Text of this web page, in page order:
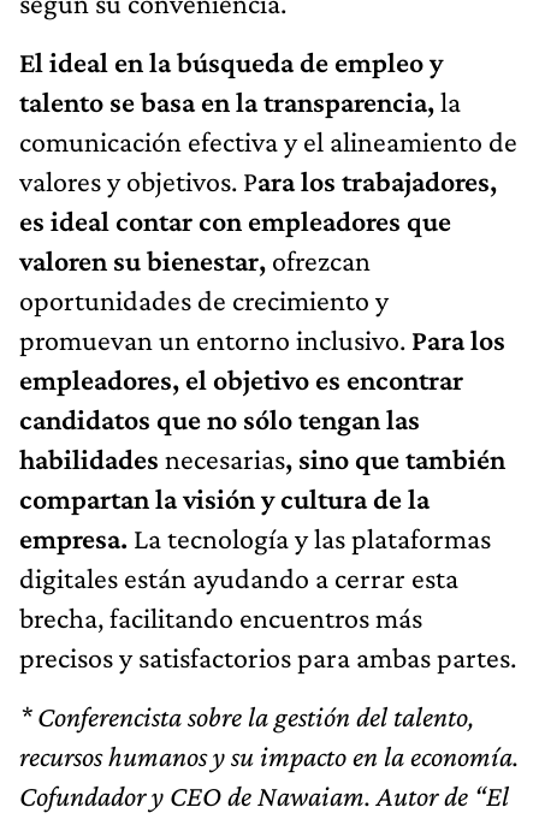
El ideal en la búsqueda de empleo y
talento se basa en la transparencia,la
comunicación efectiva y el alineamiento de
valores y objetivos. Para los trabajadores,
es ideal contar con empleadores que
valoren su bienestar, ofrezcan
oportunidades de crecimiento y
promuevan un entorno inclusivo. Para los
empleadores, el objetivo es encontrar
candidatos que no sólo tengan las
habilidades necesarias, sino que también
compartan la visión y cultura de la
empresa. La tecnología y las plataformas
digitales están ayudando a cerrar esta
brecha, facilitando encuentros más
precisos y satisfactorios para ambas partes.
* Conferencista sobre la gestión del talento,
recursos humanos y su impacto en la economía.
Cofundador y CEO de Nawaiam. Autor de “El